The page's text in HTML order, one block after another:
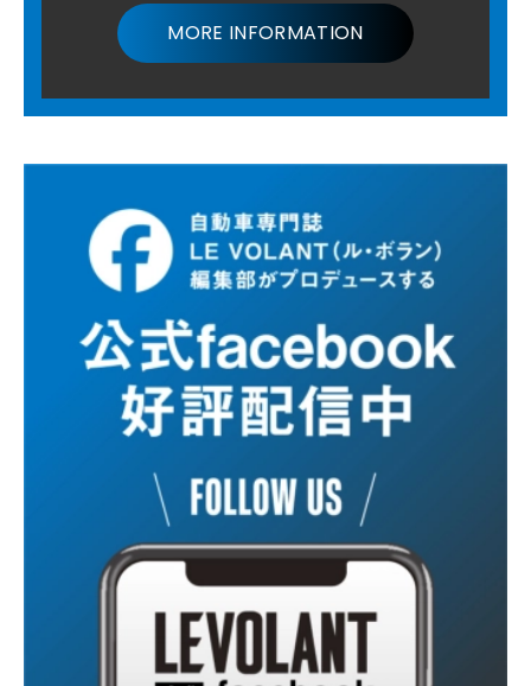
MORE INFORMATION